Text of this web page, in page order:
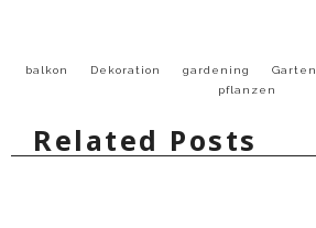
balkon Dekoration gardening Garten
pflanzen
Related Posts